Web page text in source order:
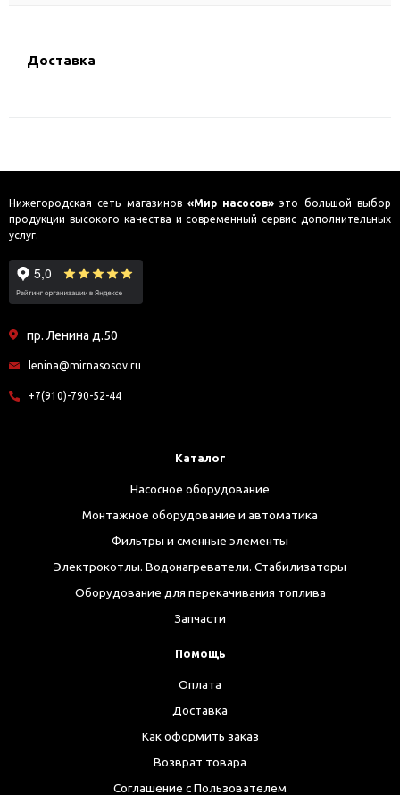
Доставка
Нижегородская сеть магазинов «Мир насосов» это большой выбор
продукции высокого качества и современный сервис дополнительных
услуг.
пр. Ленина д.50
lenina@mirnasosov.ru
+7(910)-790-52-44
Каталог
Насосное оборудование
Монтажное оборудование и автоматика
Фильтры и сменные элементы
Электрокотлы. Водонагреватели. Стабилизаторы
Оборудование для перекачивания топлива
Запчасти
Помощь
Оплата
Доставка
Как оформить заказ
Возврат товара
Соглашение с Пользователем